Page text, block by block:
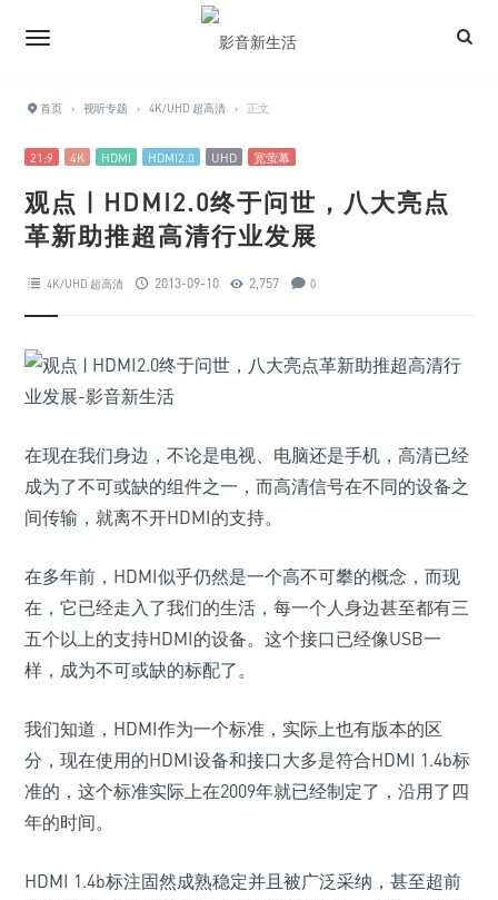
首页 › 视听专题 › 4K/UHD 超高清 › 正文
21:9 4K HDMI HDMI2.0 UHD 宽萤幕
观点 | HDMI2.0终于问世，八大亮点
革新助推超高清行业发展
4K/UHD 超高清 2013-09-10 2,757 0
在现在我们身边，不论是电视、电脑还是手机，高清已经
成为了不可或缺的组件之一，而高清信号在不同的设备之
间传输，就离不开HDMI的支持。
在多年前，HDMI似乎仍然是一个高不可攀的概念，而现
在，它已经走入了我们的生活，每一个人身边甚至都有三
五个以上的支持HDMI的设备。这个接口已经像USB一
样，成为不可或缺的标配了。
我们知道，HDMI作为一个标准，实际上也有版本的区
分，现在使用的HDMI设备和接口大多是符合HDMI 1.4b标
准的，这个标准实际上在2009年就已经制定了，沿用了四
年的时间。
HDMI 1.4b标注固然成熟稳定并且被广泛采纳，甚至超前